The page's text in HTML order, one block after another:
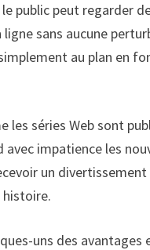
public peut regarder
ligne sans aucune
au plan en
les séries Web sont
avec impatience les
un
histoire.
uns des avantages